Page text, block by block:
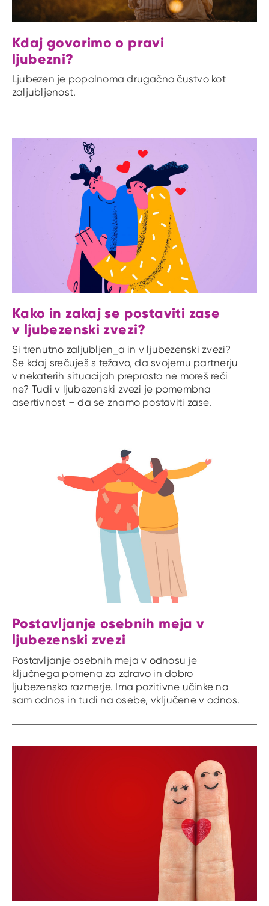
Kdaj govorimo o pravi
ljubezni?
Ljubezen je popolnoma drugačno čustvo kot
zaljubljenost.
Kako in zakaj se postaviti zase
v ljubezenski zvezi?
Si trenutno zaljubljen_a in v ljubezenski zvezi?
Se kdaj srečuješ s težavo, da svojemu partnerju
v nekaterih situacijah preprosto ne moreš reči
ne? Tudi v ljubezenski zvezi je pomembna
asertivnost – da se znamo postaviti zase.
Postavljanje osebnih meja v
ljubezenski zvezi
Postavljanje osebnih meja v odnosu je
ključnega pomena za zdravo in dobro
ljubezensko razmerje. Ima pozitivne učinke na
sam odnos in tudi na osebe, vključene v odnos.